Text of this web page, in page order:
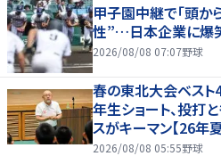
甲子園中継で「頭
性”…日本企業に爆
2026/08/08 07:07野球
春の東北大会ベス
年生ショート、投打
スがキーマン【26年
2026/08/08 05:55野球